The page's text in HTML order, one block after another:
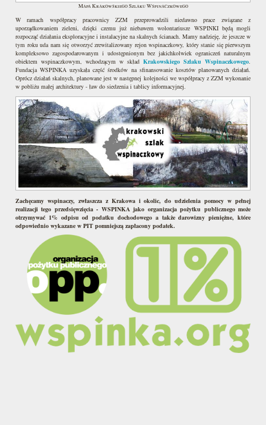
Mapa Krakowskiego Szlaku Wspinaczkowego
W ramach współpracy pracownicy ZZM przeprowadzili niedawno prace związane z
uporządkowaniem zieleni, dzięki czemu już niebawem wolontariusze WSPINKI będą mogli
rozpocząć działania eksploracyjne i instalacyjne na skalnych ścianach. Mamy nadzieję, że jeszcze w
tym roku uda nam się otworzyć zrewitalizowany rejon wspinaczkowy, który stanie się pierwszym
kompleksowo zagospodarowanym i udostępnionym bez jakichkolwiek ograniczeń naturalnym
obiektem wspinaczkowym, wchodzącym w skład Krakowskiego Szlaku Wspinaczkowego.
Fundacja WSPINKA uzyskała część środków na sfinansowanie kosztów planowanych działań.
Oprócz działań skalnych, planowane jest w następnej kolejności we współpracy z ZZM wykonanie
w pobliżu małej architektury - ław do siedzenia i tablicy informacyjnej.
Zachęcamy wspinaczy, zwłaszcza z Krakowa i okolic, do udzielenia pomocy w pełnej
realizacji tego przedsięwzięcia - WSPINKA jako organizacja pożytku publicznego może
otrzymywać 1% odpisu od podatku dochodowego a także darowizny pieniężne, które
odpowiednio wykazane w PIT pomniejszą zapłacony podatek.